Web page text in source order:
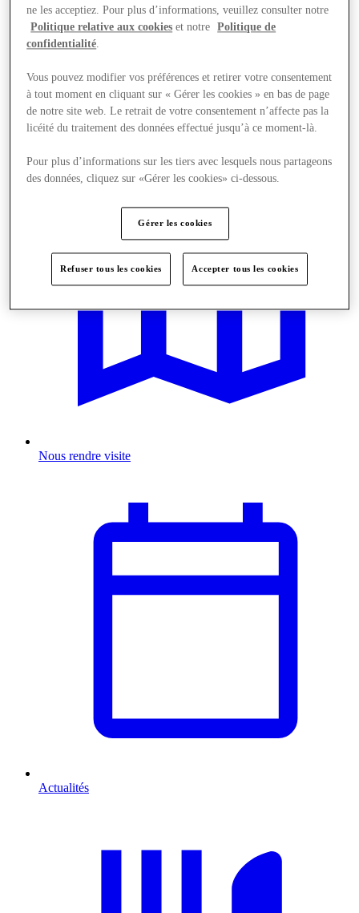
Offres
Nous rendre visite
Actualités
ne les acceptiez. Pour plus d’informations, veuillez consulter notre
Politique relative aux cookies et notre
Politique de
confidentialité
Vous pouvez modifier vos préférences et retirer votre consentement
à tout moment en cliquant sur « Gérer les cookies » en bas de page
de notre site web. Le retrait de votre consentement n’affecte pas la
licéité du traitement des données effectué jusqu’à ce moment-là.
Pour plus d’informations sur les tiers avec lesquels nous partageons
des données, cliquez sur «Gérer les cookies» ci-dessous.
Gérer les cookies
Refuser tous les cookies Accepter tous les cookies